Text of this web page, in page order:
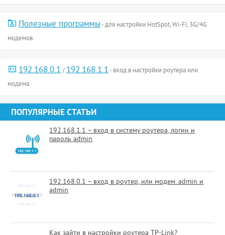
Полезные программы- для настройки HotSpot, Wi-Fi, 3G/4G
модемов.
192.168.0.1/192.168.1.1- вход в настройки роутера или
модема.
ПОПУЛЯРНЫЕ СТАТЬИ
192.168.1.1 – вход в систему роутера, логин и
пароль admin
192.168.0.1 – вход в роутер, или модем. admin и
admin
Как зайти в настройки роутера TP-Link?